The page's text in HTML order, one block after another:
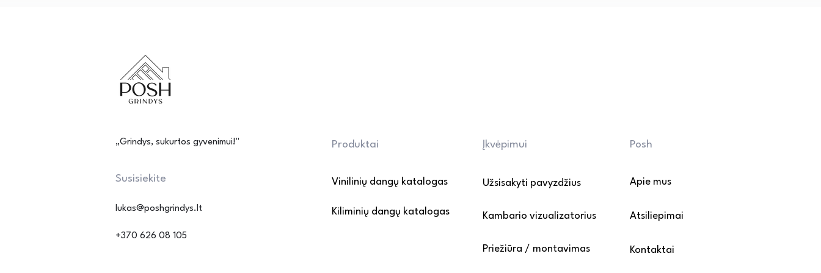
„Grindys, sukurtos gyvenimui!"
Susisiekite
lukas@poshgrindys.lt
Produktai
Vinilinių dangų katalogas
Kiliminių dangų katalogas
+370 626 08 105
Įkvėpimui
Užsisakyti pavyzdžius
Kambario vizualizatorius
Priežiūra / montavimas
Posh
Apie mus
Atsiliepimai
Kontaktai